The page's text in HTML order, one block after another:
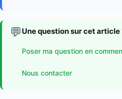
💬 Une question sur cet article
Poser ma question en
Nous contacter